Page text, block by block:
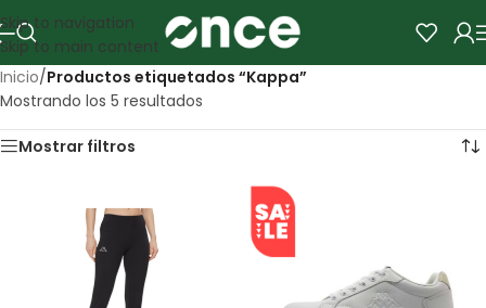
Skip to navigation
Skip to main content
Inicio/Productos etiquetados “Kappa”
Mostrando los 5 resultados
Mostrar filtros